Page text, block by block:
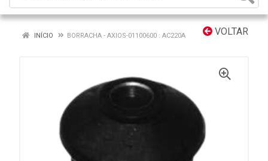
VOLTAR
INÍCIO BORRACHA - AXIOS-01100600 : AC220A